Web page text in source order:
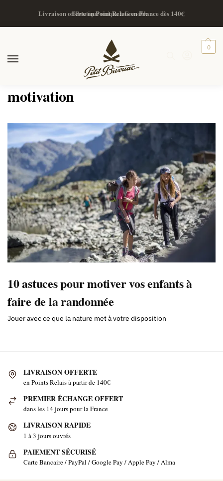
Livraison offerte en Point Relais en France dès 140€
Boutique unique à Grenoble
0
motivation
10 astuces pour motiver vos enfants à
faire de la randonnée
Jouer avec ce que la nature met à votre disposition
LIVRAISON OFFERTE
en Points Relais à partir de 140€
PREMIER ÉCHANGE OFFERT
dans les 14 jours pour la France
LIVRAISON RAPIDE
1 à 3 jours ouvrés
PAIEMENT SÉCURISÉ
Carte Bancaire / PayPal / Google Pay / Apple Pay / Alma